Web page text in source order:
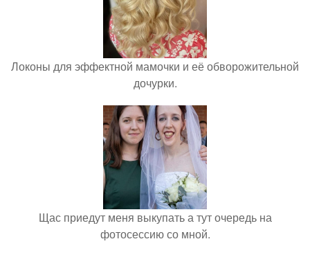
Локоны для эффектной мамочки и её обворожительной
дочурки.
Щас приедут меня выкупать а тут очередь на
фотосессию со мной.